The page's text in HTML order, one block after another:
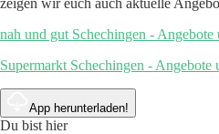
nah und gut Schechingen - Angebote
Supermarkt Schechingen - Angebote
App herunterladen!
Du bist hier